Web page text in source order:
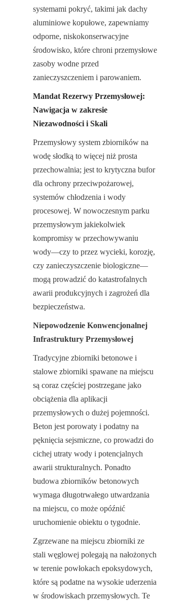
systemami pokryć, takimi jak dachy
aluminiowe kopułowe, zapewniamy
odporne, niskokonserwacyjne
środowisko, które chroni przemysłowe
zasoby wodne przed
zanieczyszczeniem i parowaniem.
Mandat Rezerwy Przemysłowej:
Nawigacja w zakresie
Niezawodności i Skali
Przemysłowy system zbiorników na
wodę słodką to więcej niż prosta
przechowalnia; jest to krytyczna bufor
dla ochrony przeciwpożarowej,
systemów chłodzenia i wody
procesowej. W nowoczesnym parku
przemysłowym jakiekolwiek
kompromisy w przechowywaniu
wody—czy to przez wycieki, korozję,
czy zanieczyszczenie biologiczne—
mogą prowadzić do katastrofalnych
awarii produkcyjnych i zagrożeń dla
bezpieczeństwa.
Niepowodzenie Konwencjonalnej
Infrastruktury Przemysłowej
Tradycyjne zbiorniki betonowe i
stalowe zbiorniki spawane na miejscu
są coraz częściej postrzegane jako
obciążenia dla aplikacji
przemysłowych o dużej pojemności.
Beton jest porowaty i podatny na
pęknięcia sejsmiczne, co prowadzi do
cichej utraty wody i potencjalnych
awarii strukturalnych. Ponadto
budowa zbiorników betonowych
wymaga długotrwałego utwardzania
na miejscu, co może opóźnić
uruchomienie obiektu o tygodnie.
Zgrzewane na miejscu zbiorniki ze
stali węglowej polegają na nałożonych
w terenie powłokach epoksydowych,
które są podatne na wysokie uderzenia
w środowiskach przemysłowych. Te